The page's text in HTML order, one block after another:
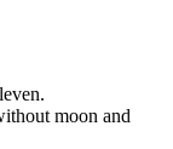
moon and